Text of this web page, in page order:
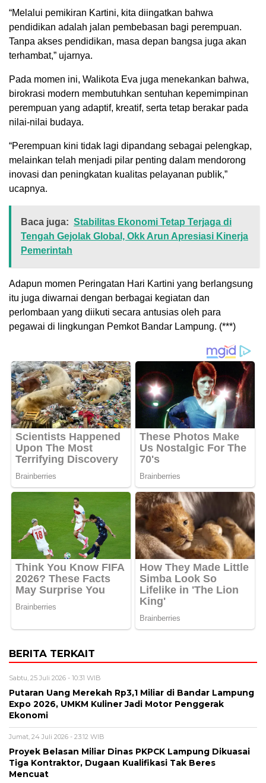
“Melalui pemikiran Kartini, kita diingatkan bahwa
pendidikan adalah jalan pembebasan bagi perempuan.
Tanpa akses pendidikan, masa depan bangsa juga akan
terhambat,” ujarnya.
Pada momen ini, Walikota Eva juga menekankan bahwa,
birokrasi modern membutuhkan sentuhan kepemimpinan
perempuan yang adaptif, kreatif, serta tetap berakar pada
nilai-nilai budaya.
“Perempuan kini tidak lagi dipandang sebagai pelengkap,
melainkan telah menjadi pilar penting dalam mendorong
inovasi dan peningkatan kualitas pelayanan publik,”
ucapnya.
Baca juga: Stabilitas Ekonomi Tetap Terjaga di
Tengah Gejolak Global, Okk Arun Apresiasi Kinerja
Pemerintah
Adapun momen Peringatan Hari Kartini yang berlangsung
itu juga diwarnai dengan berbagai kegiatan dan
perlombaan yang diikuti secara antusias oleh para
pegawai di lingkungan Pemkot Bandar Lampung. (***)
BERITA TERKAIT
Sabtu, 25 Juli 2026 - 10:31 WIB
Putaran Uang Merekah Rp3,1 Miliar di Bandar Lampung
Expo 2026, UMKM Kuliner Jadi Motor Penggerak
Ekonomi
Jumat, 24 Juli 2026 - 23:12 WIB
Proyek Belasan Miliar Dinas PKPCK Lampung Dikuasai
Tiga Kontraktor, Dugaan Kualifikasi Tak Beres
Mencuat